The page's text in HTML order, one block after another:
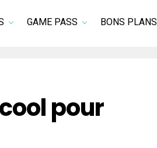
GAME PASS BONS PLANS
pour